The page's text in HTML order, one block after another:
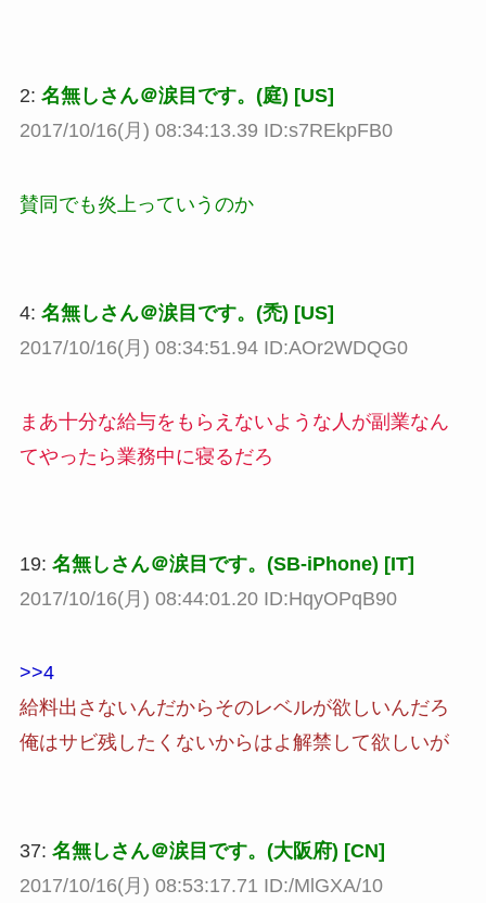
2: 名無しさん＠涙目です。(庭) [US]
2017/10/16(月) 08:34:13.39 ID:s7REkpFB0
賛同でも炎上っていうのか
4: 名無しさん＠涙目です。(禿) [US]
2017/10/16(月) 08:34:51.94 ID:AOr2WDQG0
まあ十分な給与をもらえないような人が副業なん
てやったら業務中に寝るだろ
19: 名無しさん＠涙目です。(SB-iPhone) [IT]
2017/10/16(月) 08:44:01.20 ID:HqyOPqB90
>>4
給料出さないんだからそのレベルが欲しいんだろ
俺はサビ残したくないからはよ解禁して欲しいが
37: 名無しさん＠涙目です。(大阪府) [CN]
2017/10/16(月) 08:53:17.71 ID:/MlGXA/10